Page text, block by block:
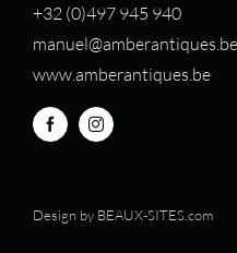
+32 (0)497 945 940
manuel@amberantiques.be
www.amberantiques.be
Design by BEAUX-SITES.com